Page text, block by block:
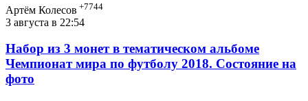
Артём Колесов +7744
3 августа в 22:54
Набор из 3 монет в тематическом альбоме
Чемпионат мира по футболу 2018. Состояние на
фото